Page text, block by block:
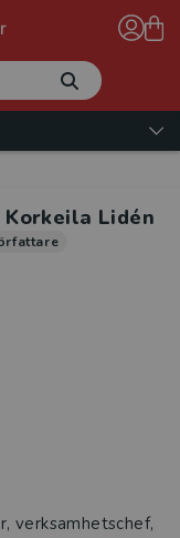
Lidén
verksamhetschef,